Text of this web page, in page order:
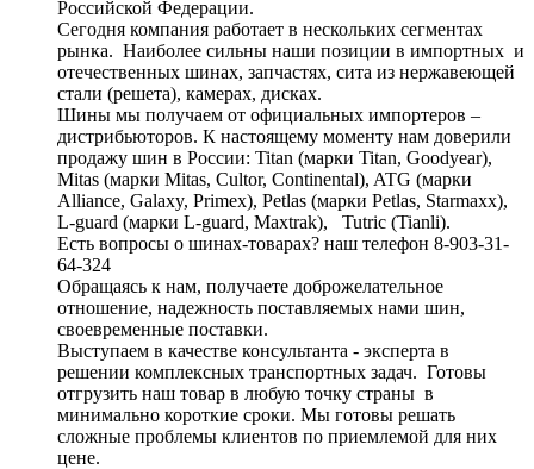
Российской Федерации.
Сегодня компания работает в нескольких сегментах
рынка. Наиболее сильны наши позиции в импортных и
отечественных шинах, запчастях, сита из нержавеющей
стали (решета), камерах, дисках.
Шины мы получаем от официальных импортеров –
дистрибьюторов. К настоящему моменту нам доверили
продажу шин в России: Titan (марки Titan, Goodyear),
Mitas (марки Mitas, Cultor, Continental), ATG (марки
Alliance, Galaxy, Primex), Petlas (марки Petlas, Starmaxx),
L-guard (марки L-guard, Maxtrak), Tutric (Tianli).
Есть вопросы о шинах-товарах? наш телефон 8-903-31-
64-324
Обращаясь к нам, получаете доброжелательное
отношение, надежность поставляемых нами шин,
своевременные поставки.
Выступаем в качестве консультанта - эксперта в
решении комплексных транспортных задач. Готовы
отгрузить наш товар в любую точку страны в
минимально короткие сроки. Мы готовы решать
сложные проблемы клиентов по приемлемой для них
цене.